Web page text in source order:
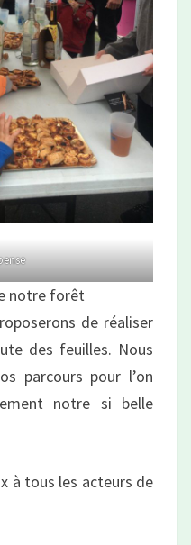
notre forêt
de réaliser
des feuilles. Nous
parcours pour l’on
notre si belle
à tous les acteurs de